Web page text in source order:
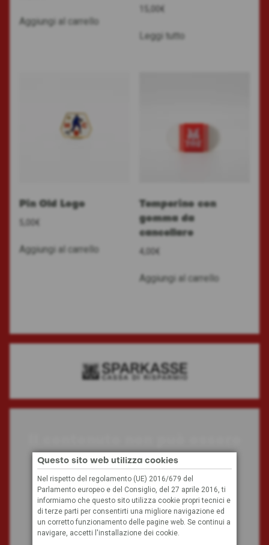
Aggiungi al carrello
€
Leggi tutto
Pin Old Logo
€
Aggiungi al carrello
Temperino con
gomma da
cancellare
4,00 €
Aggiungi al carrello
visualizzato
A causa delle tue impostazioni, non possiamo
visualizzare questo contenuto.
Questo sito web utilizza cookies
Nel rispetto del regolamento (UE) 2016/679 del
Parlamento europeo e del Consiglio, del 27 aprile 2016, ti
informiamo che questo sito utilizza cookie propri tecnici e
di terze parti per consentirti una migliore navigazione ed
un corretto funzionamento delle pagine web. Se continui a
navigare, accetti l'installazione dei cookie.